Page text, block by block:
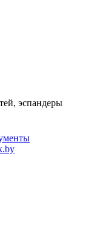
эспандеры